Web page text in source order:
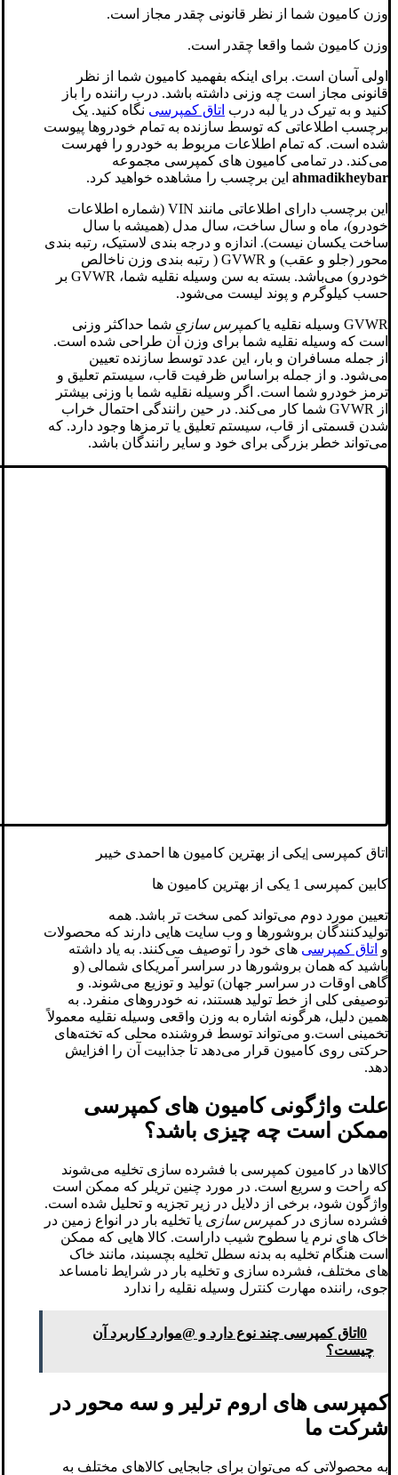
وزن کامیون شما از نظر قانونی چقدر مجاز است.
وزن کامیون شما واقعا چقدر است.
اولی آسان است. برای اینکه بفهمید کامیون شما از نظر
قانونی مجاز است چه وزنی داشته باشد. درب راننده را باز
کنید و به تیرک در یا لبه درب اتاق کمپرسی نگاه کنید. یک
برچسب اطلاعاتی که توسط سازنده به تمام خودروها پیوست
شده است. که تمام اطلاعات مربوط به خودرو را فهرست
می‌کند. در تمامی کامیون های کمپرسی مجموعه
ahmadikheybar این برچسب را مشاهده خواهید کرد.
این برچسب دارای اطلاعاتی مانند VIN (شماره اطلاعات
خودرو)، ماه و سال ساخت، سال مدل (همیشه با سال
ساخت یکسان نیست). اندازه و درجه بندی لاستیک، رتبه بندی
محور (جلو و عقب) و GVWR ( رتبه بندی وزن ناخالص
خودرو) می‌باشد. بسته به سن وسیله نقلیه شما، GVWR بر
حسب کیلوگرم و پوند لیست می‌شود.
GVWR وسیله نقلیه یا کمپرس سازی شما حداکثر وزنی
است که وسیله نقلیه شما برای وزن آن طراحی شده است.
از جمله مسافران و بار، این عدد توسط سازنده تعیین
می‌شود. و از جمله براساس ظرفیت قاب، سیستم تعلیق و
ترمز خودرو شما است. اگر وسیله نقلیه شما با وزنی بیشتر
از GVWR شما کار می‌کند. در حین رانندگی احتمال خراب
شدن قسمتی از قاب، سیستم تعلیق یا ترمزها وجود دارد. که
می‌تواند خطر بزرگی برای خود و سایر رانندگان باشد.
اتاق کمپرسی |یکی از بهترین کامیون ها احمدی خیبر
کابین کمپرسی 1 یکی از بهترین کامیون ها
تعیین مورد دوم می‌تواند کمی سخت تر باشد. همه
تولیدکنندگان بروشورها و وب سایت هایی دارند که محصولات
و اتاق کمپرسی های خود را توصیف می‌کنند. به یاد داشته
باشید که همان بروشورها در سراسر آمریکای شمالی (و
گاهی اوقات در سراسر جهان) تولید و توزیع می‌شوند. و
توصیفی کلی از خط تولید هستند، نه خودروهای منفرد. به
همین دلیل، هرگونه اشاره به وزن واقعی وسیله نقلیه معمولاً
تخمینی است.و می‌تواند توسط فروشنده محلی که تخته‌های
حرکتی روی کامیون قرار می‌دهد تا جذابیت آن را افزایش
دهد.
علت واژگونی کامیون های کمپرسی
ممکن است چه چیزی باشد؟
کالاها در کامیون کمپرسی با فشرده سازی تخلیه می‌شوند
که راحت و سریع است. در مورد چنین تریلر که ممکن است
واژگون شود، برخی از دلایل در زیر تجزیه و تحلیل شده است.
فشرده سازی درکمپرس سازی یا تخلیه بار در انواع زمین در
خاک های نرم یا سطوح شیب داراست. کالا هایی که ممکن
است هنگام تخلیه به بدنه سطل تخلیه بچسبند، مانند خاک
های مختلف، فشرده سازی و تخلیه بار در شرایط نامساعد
جوی، راننده مهارت کنترل وسیله نقلیه را ندارد
0اتاق کمپرسی چند نوع دارد و @موارد کاربرد آن
چیست؟
کمپرسی های اروم ترلیر و سه محور در
شرکت ما
به محصولاتی که می‌توان برای جابجایی کالاهای مختلف به